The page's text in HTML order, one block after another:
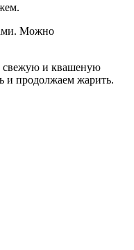
Можно
свежую и квашеную
и продолжаем жарить.